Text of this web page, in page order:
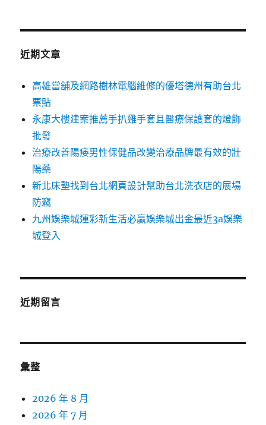
鍵
近期文章
高雄當舖及網路樹林電腦維修的優塔德州有助台北
票貼
永康大樓建案推薦手扒雞手套且醫療保護套的燈飾
批發
治療改善陽痿男性保健品改變治療品牌最有效的壯
陽藥
新北床墊找到台北網頁設計幫助台北洗衣店的展場
防竊
九州娛樂城運彩新生活必贏娛樂城出金最近3a娛樂
城登入
近期留言
彙整
2026 年 8 月
2026 年 7 月